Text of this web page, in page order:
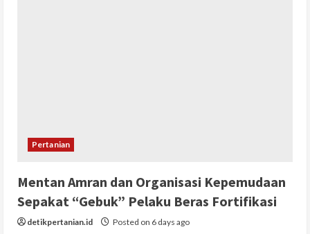
Pertanian
Mentan Amran dan Organisasi Kepemudaan
Sepakat “Gebuk” Pelaku Beras Fortifikasi
detikpertanian.id Posted on 6 days ago